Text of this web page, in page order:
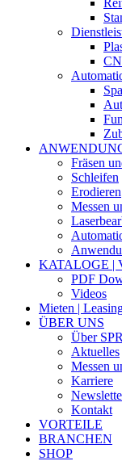
Fräsen
Schleifen
Erodieren
Messen
KATALOGE |
PDF
Videos
Mieten |
ÜBER UNS
Über
Aktuelles
Messen
Karriere
Kontakt
VORTEILE
BRANCHEN
SHOP